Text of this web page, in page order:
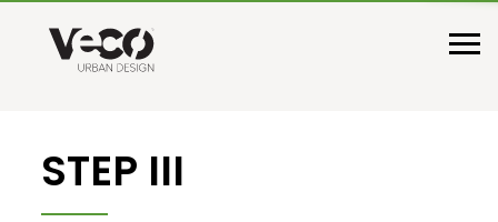
STEP III